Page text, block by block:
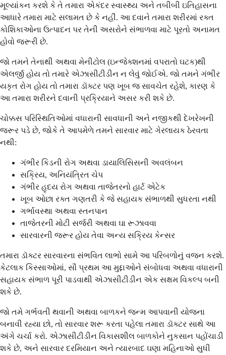
મૂલ્યાંકન કરશે કે તે તમારા એકંદર સ્વાસ્થ્ય અને તબીબી ઇતિહાસના
આધારે તમારા માટે સલામત છે કે નહીં. આ દવાને તમારા શરીરમાં રક્ત
કોશિકાઓના ઉત્પાદન પર તેની અસરોને સંભાળવા માટે પૂરતો અનામત
હોવો જરૂરી છે.
જો તમને તેનાથી અથવા મેનીટોલ (ઇન્જેક્શનમાં વપરાતો ઘટક)થી
એલર્જી હોય તો તમારે એઝાસીટીડીન ન લેવું જોઈએ. જો તમને ગંભીર
યકૃત રોગ હોય તો તમારા ડૉક્ટર પણ ખૂબ જ સાવચેત રહેશે, કારણ કે
આ તમારા શરીરને દવાની પ્રક્રિયાને અસર કરી શકે છે.
ચોક્કસ પરિસ્થિતિઓમાં વધારાની સાવધાની અને નજીકથી દેખરેખની
જરૂર પડે છે, જોકે તે આપમેળે તમને સારવાર માટે ગેરલાયક ઠેરવતા
નથી:
ગંભીર કિડની રોગ અથવા ડાયાલિસિસની અવલંબન
સક્રિય, અનિયંત્રિત ચેપ
ગંભીર હૃદય રોગ અથવા તાજેતરનો હાર્ટ એટેક
ખૂબ ઓછા રક્ત ગણતરી કે જે સહાયક સંભાળથી સુધરતા નથી
ગર્ભાવસ્થા અથવા સ્તનપાન
તાજેતરની મોટી સર્જરી અથવા ઘા રૂઝાવવા
સારવારની જરૂર હોય તેવા અન્ય સક્રિય કેન્સર
તમારા ડૉક્ટર સારવારના સંભવિત લાભો સામે આ પરિબળોનું વજન કરશે.
કેટલાક કિસ્સાઓમાં, સૌ પ્રથમ આ મુદ્દાઓને સંબોધવા અથવા વધારાની
સહાયક સંભાળ પૂરી પાડવાથી એઝાસીટીડીન એક સક્ષમ વિકલ્પ બની
શકે છે.
જો તમે ગર્ભવતી થવાની અથવા બાળકને જન્મ આપવાની યોજના
બનાવી રહ્યા છો, તો સારવાર શરૂ કરતા પહેલા તમારા ડૉક્ટર સાથે આ
અંગે ચર્ચા કરો. એઝાસીટીડીન વિકાસશીલ બાળકોને નુકસાન પહોંચાડી
શકે છે, અને સારવાર દરમિયાન અને ત્યારબાદ ઘણા મહિનાઓ સુધી